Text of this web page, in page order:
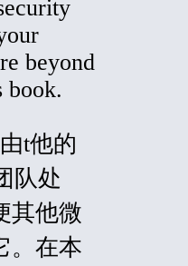
beyond
book.
t他的
队处
其他微
。在本